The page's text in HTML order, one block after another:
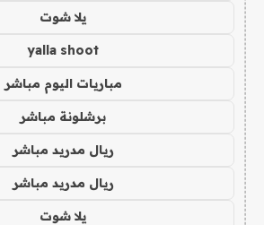
يلا شوت
yalla shoot
مباريات اليوم مباشر
برشلونة مباشر
ريال مدريد مباشر
ريال مدريد مباشر
يلا شوت